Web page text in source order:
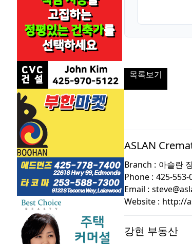
목록보기
ASLAN
Branch : 아슬란
Phone : 425-553-
Email :
Website : http://
강현 부동산